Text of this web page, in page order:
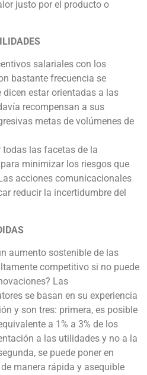
justo por el producto o
salariales con los
bastante frecuencia se
estar orientadas a las
recompensan a sus
metas de volúmenes de
todas las facetas de la
minimizar los riesgos que
acciones comunicacionales
reducir la incertidumbre del
aumento sostenible de las
competitivo si no puede
Las
se basan en su experiencia
y son tres: primera, es posible
a 1% a 3% de los
a las utilidades y no a la
se puede poner en
manera rápida y asequible